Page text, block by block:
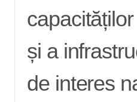
și a
de interes